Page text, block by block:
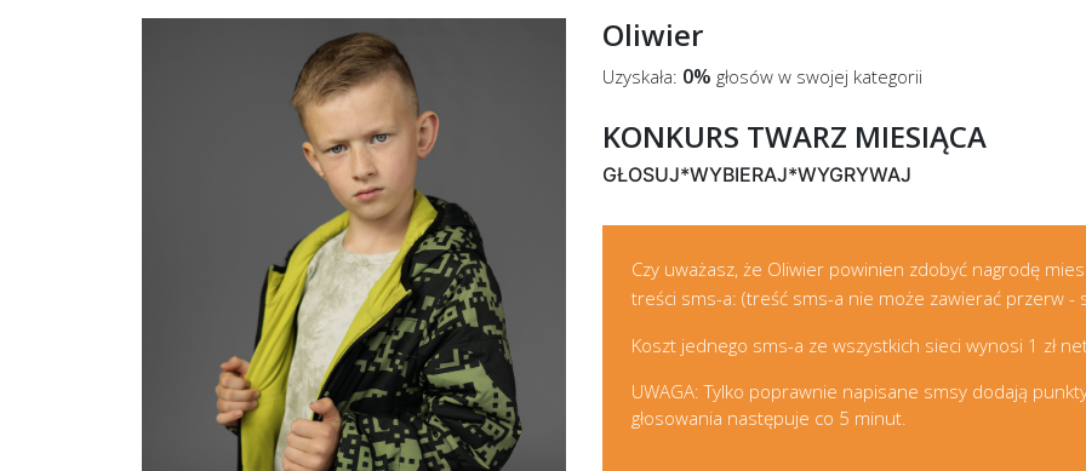
Oliwier
Uzyskała: 0% głosów w swojej kategorii
KONKURS TWARZ MIESIĄCA
GŁOSUJ*WYBIERAJ*WYGRYWAJ
Czy uważasz, że Oliwier powinien zdobyć nagrodę
treści sms-a: (treść sms-a nie może zawierać przerw -
Koszt jednego sms-a ze wszystkich sieci wynosi 1 zł
UWAGA: Tylko poprawnie napisane smsy dodają
głosowania następuje co 5 minut.